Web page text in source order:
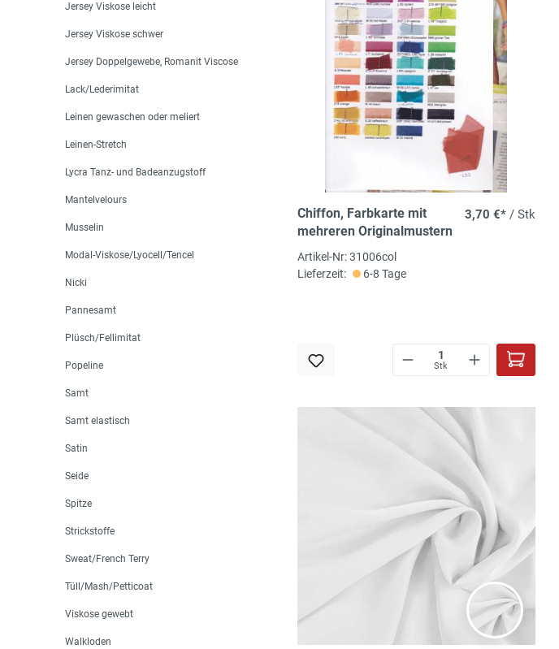
Jersey Viskose leicht
Jersey Viskose schwer
Jersey Doppelgewebe, Romanit Viscose
Lack/Lederimitat
Leinen gewaschen oder meliert
Leinen-Stretch
Lycra Tanz- und Badeanzugstoff
Mantelvelours
Musselin
Modal-Viskose/Lyocell/Tencel
Nicki
Pannesamt
Plüsch/Fellimitat
Popeline
Samt
Samt elastisch
Satin
Seide
Spitze
Strickstoffe
Sweat/French Terry
Tüll/Mash/Petticoat
Viskose gewebt
Walkloden
Chiffon, Farbkarte mit
mehreren Originalmustern
3,70 €*/ Stk
Artikel-Nr: 31006col
Lieferzeit:
6-8 Tage
Stk